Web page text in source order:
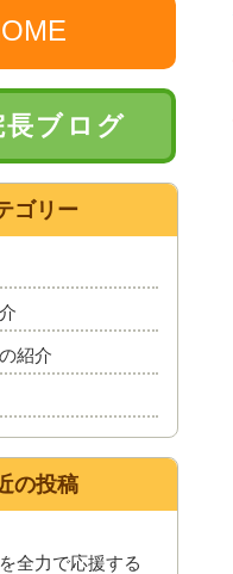
長ブログ
ゴリー
紹介
の投稿
全力で応援する